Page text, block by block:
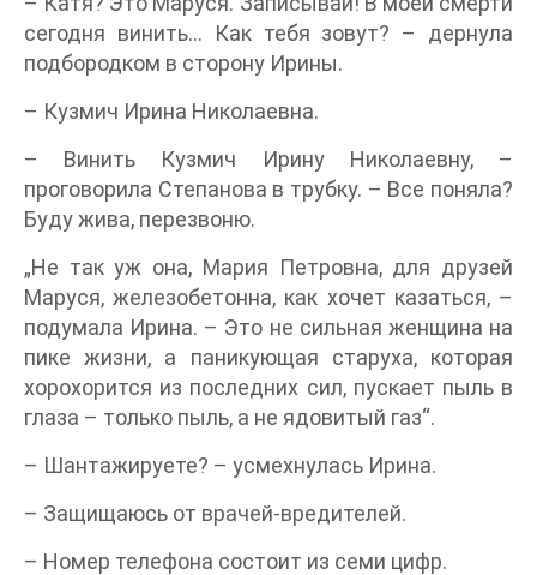
сегодня винить… Как тебя зовут? – дернула
подбородком в сторону Ирины.
– Кузмич Ирина Николаевна.
– Винить Кузмич Ирину Николаевну, –
проговорила Степанова в трубку. – Все поняла?
Буду жива, перезвоню.
„Не так уж она, Мария Петровна, для друзей
Маруся, железобетонна, как хочет казаться, –
подумала Ирина. – Это не сильная женщина на
пике жизни, а паникующая старуха, которая
хорохорится из последних сил, пускает пыль в
глаза – только пыль, а не ядовитый газ“.
– Шантажируете? – усмехнулась Ирина.
– Защищаюсь от врачей-вредителей.
– Номер телефона состоит из семи цифр.